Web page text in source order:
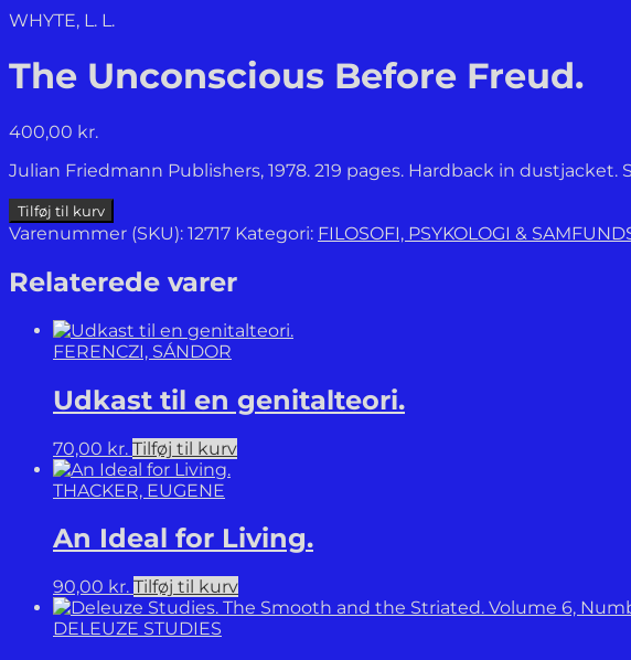
WHYTE, L. L.
The Unconscious Before Freud.
400,00 kr.
Julian Friedmann Publishers, 1978. 219 pages. Hardback in dustjacket.
The
Unconscious
Freud.
antal
Tilføj til kurv
Varenummer (SKU): 12717 Kategori: FILOSOFI, PSYKOLOGI &
Relaterede varer
FERENCZI, SÁNDOR
Udkast til en genitalteori.
70,00 kr. Tilføj til kurv
THACKER, EUGENE
An Ideal for Living.
90,00 kr. Tilføj til kurv
DELEUZE STUDIES